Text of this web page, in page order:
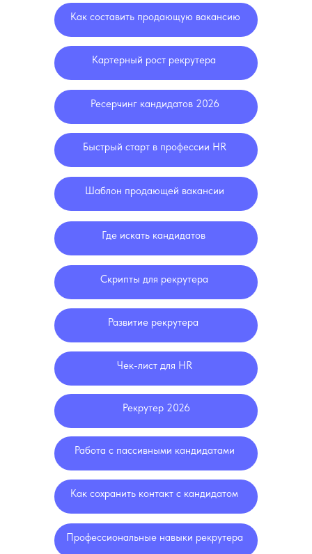
Как составить продающую вакансию
Ресерчинг кандидатов 2026
Быстрый старт в профессии HR
Картерный рост рекрутера
Скрипты для рекрутера
Шаблон продающей вакансии
Где искать кандидатов
Рекрутер 2026
Развитие рекрутера
Чек-лист для HR
Профессиональные навыки рекрутера
Работа с пассивными кандидатами
Как сохранить контакт с кандидатом